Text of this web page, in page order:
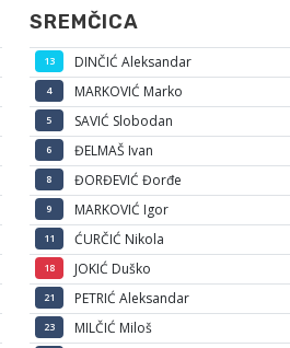
SREMČICA
13 DINČIĆ Aleksandar
4 MARKOVIĆ Marko
5 SAVIĆ Slobodan
6 ĐELMAŠ Ivan
8 ĐORĐEVIĆ Đorđe
9 MARKOVIĆ Igor
11 ĆURČIĆ Nikola
18 JOKIĆ Duško
21 PETRIĆ Aleksandar
23 MILČIĆ Miloš